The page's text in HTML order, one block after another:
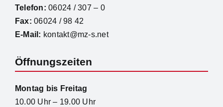
Telefon: 06024 / 307 – 0
Fax: 06024 / 98 42
E-Mail: kontakt@mz-s.net
Öffnungszeiten
Montag bis Freitag
10.00 Uhr – 19.00 Uhr